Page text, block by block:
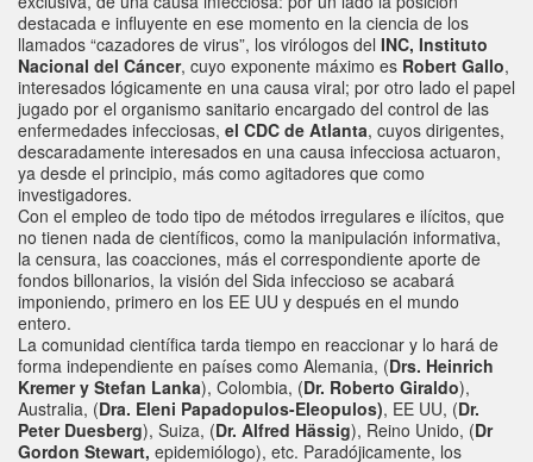
destacada e influyente en ese momento en la ciencia de los
llamados “cazadores de virus”, los virólogos del INC, Instituto
Nacional del Cáncer, cuyo exponente máximo es Robert Gallo,
interesados lógicamente en una causa viral; por otro lado el papel
jugado por el organismo sanitario encargado del control de las
enfermedades infecciosas, el CDC de Atlanta, cuyos dirigentes,
descaradamente interesados en una causa infecciosa actuaron,
ya desde el principio, más como agitadores que como
investigadores.
Con el empleo de todo tipo de métodos irregulares e ilícitos, que
no tienen nada de científicos, como la manipulación informativa,
la censura, las coacciones, más el correspondiente aporte de
fondos billonarios, la visión del Sida infeccioso se acabará
imponiendo, primero en los EE UU y después en el mundo
entero.
La comunidad científica tarda tiempo en reaccionar y lo hará de
forma independiente en países como Alemania, (Drs. Heinrich
Kremer y Stefan Lanka), Colombia, (Dr. Roberto Giraldo),
Australia, (Dra. Eleni Papadopulos-Eleopulos), EE UU, (Dr.
Peter Duesberg), Suiza, (Dr. Alfred Hässig), Reino Unido, (Dr
Gordon Stewart, epidemiólogo), etc. Paradójicamente, los